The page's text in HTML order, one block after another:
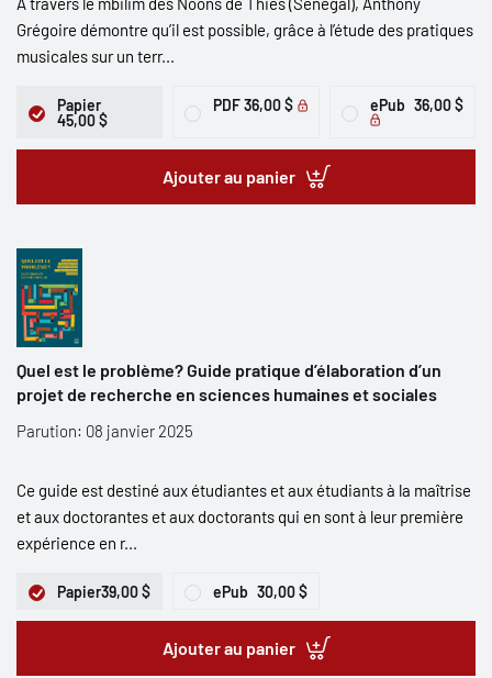
Grégoire démontre qu’il est possible, grâce à l’étude des pratiques
musicales sur un terr...
Papier
45,00 $
PDF 36,00 $ ePub 36,00 $
Ajouter au panier
Quel est le problème? Guide pratique d’élaboration d’un
projet de recherche en sciences humaines et sociales
Parution: 08 janvier 2025
Ce guide est destiné aux étudiantes et aux étudiants à la maîtrise
et aux doctorantes et aux doctorants qui en sont à leur première
expérience en r...
Papier39,00 $ ePub 30,00 $
Ajouter au panier